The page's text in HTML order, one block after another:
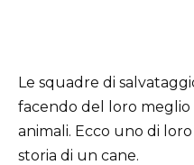
Le squadre di
facendo del loro
animali. Ecco uno di
storia di un cane.